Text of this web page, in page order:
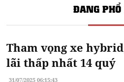
ĐANG
Tham vọng xe
lãi thấp nhất 14 quý
31/07/2025 06:15:43